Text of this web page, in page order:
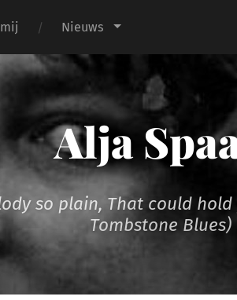
Nieuws
Alja
so plain, That could
Tombstone Blues)